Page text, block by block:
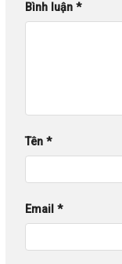
Bình luận *
Tên *
Email *